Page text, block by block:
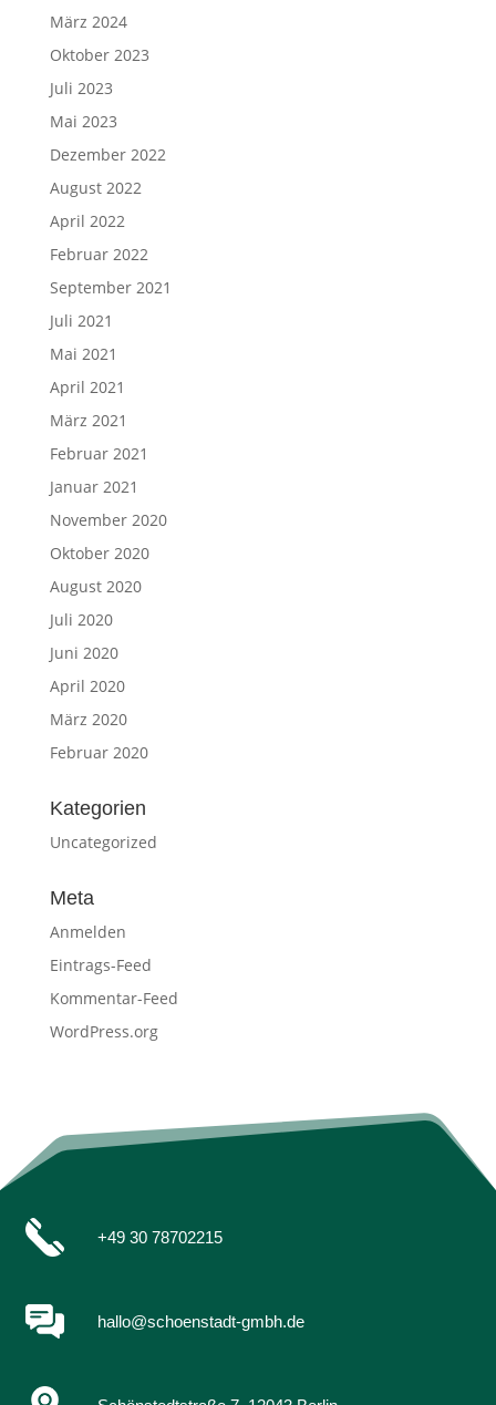
März 2024
Oktober 2023
Juli 2023
Mai 2023
Dezember 2022
August 2022
April 2022
Februar 2022
September 2021
Juli 2021
Mai 2021
April 2021
März 2021
Februar 2021
Januar 2021
November 2020
Oktober 2020
August 2020
Juli 2020
Juni 2020
April 2020
März 2020
Februar 2020
Kategorien
Uncategorized
Meta
Anmelden
Eintrags-Feed
Kommentar-Feed
WordPress.org
+49 30 78702215
hallo@schoenstadt-gmbh.de